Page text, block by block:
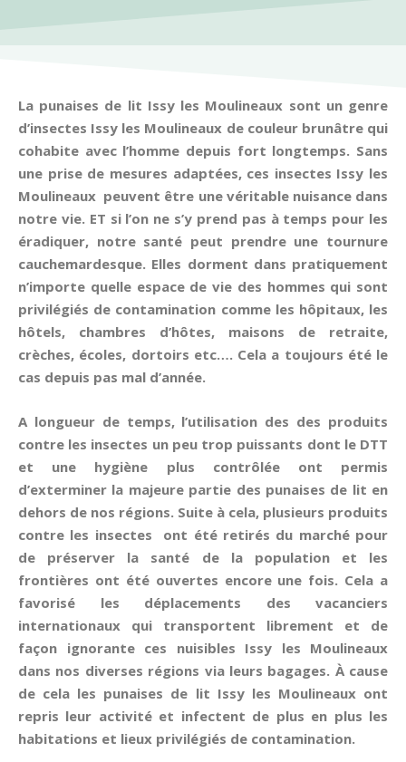
La punaises de lit Issy les Moulineaux sont un genre
d’insectes Issy les Moulineaux de couleur brunâtre qui
cohabite avec l’homme depuis fort longtemps. Sans
une prise de mesures adaptées, ces insectes Issy les
Moulineaux peuvent être une véritable nuisance dans
notre vie. ET si l’on ne s’y prend pas à temps pour les
éradiquer, notre santé peut prendre une tournure
cauchemardesque. Elles dorment dans pratiquement
n’importe quelle espace de vie des hommes qui sont
privilégiés de contamination comme les hôpitaux, les
hôtels, chambres d’hôtes, maisons de retraite,
crèches, écoles, dortoirs etc…. Cela a toujours été le
cas depuis pas mal d’année.
A longueur de temps, l’utilisation des des produits
contre les insectes un peu trop puissants dont le DTT
et une hygiène plus contrôlée ont permis
d’exterminer la majeure partie des punaises de lit en
dehors de nos régions. Suite à cela, plusieurs produits
contre les insectes ont été retirés du marché pour
de préserver la santé de la population et les
frontières ont été ouvertes encore une fois. Cela a
favorisé les déplacements des vacanciers
internationaux qui transportent librement et de
façon ignorante ces nuisibles Issy les Moulineaux
dans nos diverses régions via leurs bagages. À cause
de cela les punaises de lit Issy les Moulineaux ont
repris leur activité et infectent de plus en plus les
habitations et lieux privilégiés de contamination.